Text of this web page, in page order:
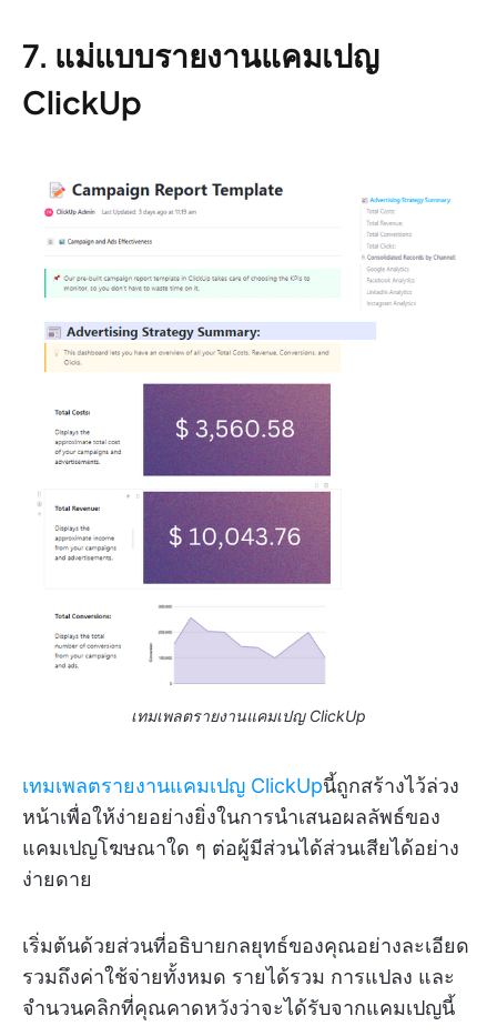
7. แม่แบบรายงานแคมเปญ
ClickUp
เทมเพลตรายงานแคมเปญ ClickUp
เทมเพลตรายงานแคมเปญ ClickUpนี้ถูกสร้างไว้ล่วง
หน้าเพื่อให้ง่ายอย่างยิ่งในการนำเสนอผลลัพธ์ของ
แคมเปญโฆษณาใด ๆ ต่อผู้มีส่วนได้ส่วนเสียได้อย่าง
ง่ายดาย
เริ่มต้นด้วยส่วนที่อธิบายกลยุทธ์ของคุณอย่างละเอียด
รวมถึงค่าใช้จ่ายทั้งหมด รายได้รวม การแปลง และ
จำนวนคลิกที่คุณคาดหวังว่าจะได้รับจากแคมเปญนี้